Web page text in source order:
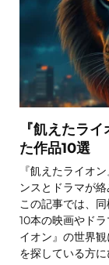
『飢えたラ
た作品10選
『飢えたライオ
ンスとドラマが
この記事では、
10本の映画やド
イオン』の世界
を探している方に